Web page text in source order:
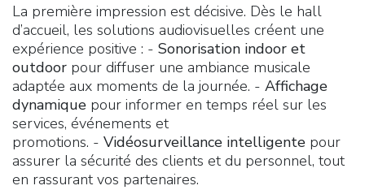
La première impression est décisive. Dès le hall
d’accueil, les solutions audiovisuelles créent une
expérience positive : - Sonorisation indoor et
outdoor pour diffuser une ambiance musicale
adaptée aux moments de la journée. - Affichage
dynamique pour informer en temps réel sur les
services, événements et
promotions. - Vidéosurveillance intelligente pour
assurer la sécurité des clients et du personnel, tout
en rassurant vos partenaires.